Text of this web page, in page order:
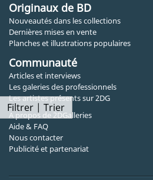
Filtrer | Trier
Originaux de BD
Nouveautés dans les collections
Dernières mises en vente
Planches et illustrations populaires
Communauté
Articles et interviews
Les galeries des professionnels
Les artistes présents sur 2DG
A propos de 2DGalleries
Aide & FAQ
Nous contacter
Publicité et partenariat